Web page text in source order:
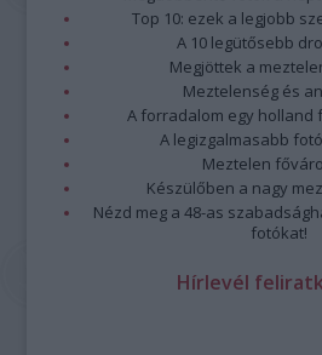
Top 10: ezek a legjobb
A 10 legütősebb
Megjöttek a
Meztelenség és
A forradalom egy holland
A legizgalmasabb
Meztelen
Készülőben a nagy
Nézd meg a 48-as
fotókat!
Hírlevél